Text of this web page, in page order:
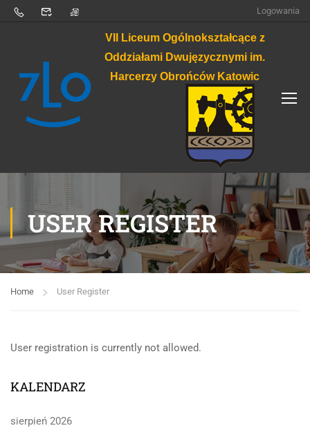
Logowania
VII Liceum Ogólnokształcące z
Oddziałami Dwujęzycznymi im.
Harcerzy Obrońców Katowic
USER REGISTER
Home User Register
User registration is currently not allowed.
KALENDARZ
sierpień 2026